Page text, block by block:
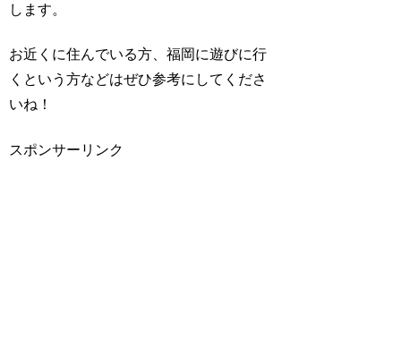
します。
お近くに住んでいる方、福岡に遊びに行
くという方などはぜひ参考にしてくださ
いね！
スポンサーリンク